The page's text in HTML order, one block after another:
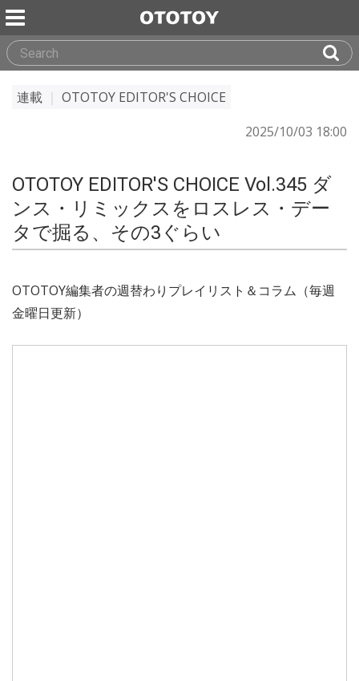
連載
OTOTOY EDITOR'S CHOICE
2025/10/03 18:00
OTOTOY EDITOR'S CHOICE Vol.345 ダ
ンス・リミックスをロスレス・デー
タで掘る、その3ぐらい
OTOTOY編集者の週替わりプレイリスト＆コラム（毎週
金曜日更新）